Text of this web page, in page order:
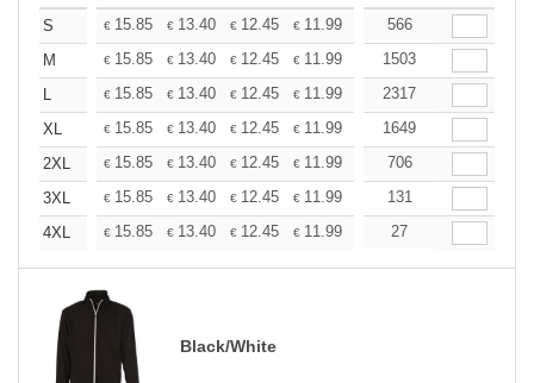
S € 15.85 € 13.40 € 12.45 € 11.99 11.32
566
M
€ 15.85 € 13.40 € 12.45 € 11.99 11.32
1503
L
€ 15.85 € 13.40 € 12.45 € 11.99 11.32
2317
XL
€ 15.85 € 13.40 € 12.45 € 11.99 11.32
1649
2XL
€ 15.85 € 13.40 € 12.45 € 11.99 11.32
706
3XL
€ 15.85 € 13.40 € 12.45 € 11.99 11.32
131
4XL
€ 15.85 € 13.40 € 12.45 € 11.99 11.32
27
Black/White